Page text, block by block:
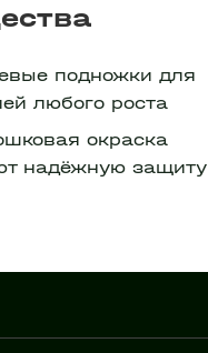
подножки для
любого роста
окраска
надёжную защиту